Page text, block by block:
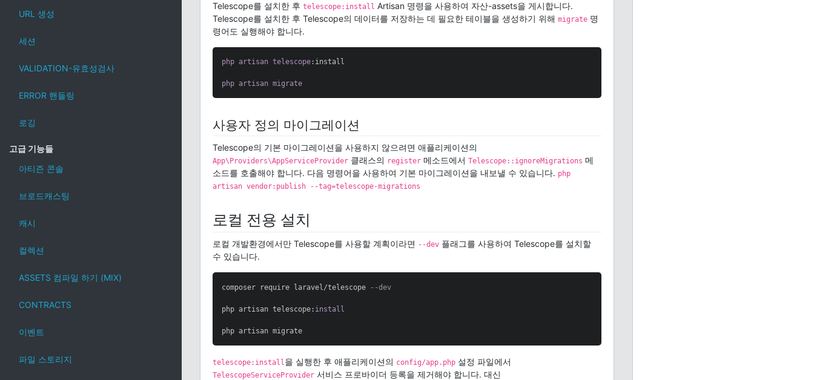
URL 생성
세션
VALIDATION-유효성검사
ERROR 핸들링
로깅
고급 기능들
아티즌 콘솔
브로드캐스팅
캐시
컬렉션
ASSETS 컴파일 하기 (MIX)
CONTRACTS
이벤트
파일 스토리지
Telescope를 설치한 후 telescope:install Artisan 명령을 사용하여 자산-assets을 게시합니다.
Telescope를 설치한 후 Telescope의 데이터를 저장하는 데 필요한 테이블을 생성하기 위해 migrate 명
령어도 실행해야 합니다.
php artisan telescope :install
php artisan migrate
사용자 정의 마이그레이션
Telescope의 기본 마이그레이션을 사용하지 않으려면 애플리케이션의
App\Providers\AppServiceProvider 클래스의 register 메소드에서 Telescope::ignoreMigrations 메
소드를 호출해야 합니다. 다음 명령어을 사용하여 기본 마이그레이션을 내보낼 수 있습니다. php
artisan vendor:publish --tag=telescope-migrations
로컬 전용 설치
로컬 개발환경에서만 Telescope를 사용할 계획이라면 --dev 플래그를 사용하여 Telescope를 설치할
수 있습니다.
composer require laravel/telescope --dev
php artisan telescope: install
php artisan migrate
telescope:install 을 실행한 후 애플리케이션의 config/app.php 설정 파일에서
TelescopeServiceProvider 서비스 프로바이더 등록을 제거해야 합니다. 대신